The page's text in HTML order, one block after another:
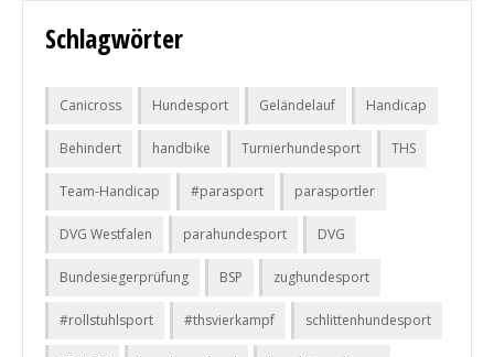
Schlagwörter
Canicross Hundesport Geländelauf Handicap
Behindert handbike Turnierhundesport THS
Team-Handicap #parasport parasportler
DVG Westfalen parahundesport DVG
Bundesiegerprüfung BSP zughundesport
#rollstuhlsport #thsvierkampf schlittenhundesport